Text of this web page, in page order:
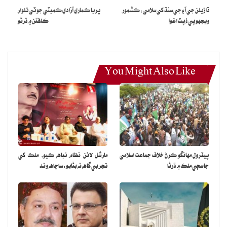
اظهار ن ليگ جو ترجمان آهي، امن امان تي ڳالهه ٻولهه صرف سياسي آهي.
جي ڪارروائي، 2 مغوي آزاد
ڪراچي (رپورٽر ) اي وي سي سي پوليس ۽ سي پي ايل سي پوليس ڳجهي
اطلاع تي ڳجهي اطلاع تي ڳجهي اطلاع تي ڪارروائي ڪندي 4 ڄڻن
سميت 5 اغواڪارن کي گرفتار ڪري ورتو، سندن قبضي مان 2 يرغمالين
کي باحفاظت بازياب ڪرايو ويو. آچر جي صبح اينٽي وائلنٽ ڪرائم سيل
پوليس ۽ سٽيزن پوليس رابطا ڪميٽي ڳجهي اطلاع تي ڪارروائي ڪندي
4 زخمين سميت 5 اغوا ڪارن کي گرفتار ڪري ورتو، جڏهن ته 2 مغوين کي
ظفر صديق ڇانگا موجب گرفتار ٿيل ڏوهارين سرگوڌا پنجاب جي حد بهادر
آباد مان 2 شهرين کي اٽلي موڪلڻ جي خاطري تي اغوا ڪيو هو، اغوا
ڪندڙن يرغمالين جي آزاديءَ لاءِ 2 ڪروڙ رپيا ڀنگ طلب ڪيو هو، هن چيو
ڌاڙيلن جي آءِ جي سنڌ کي سلامي: ڪشمور
ويجهو پيءُ پٽ اغوا
پريا ڪماري آزادي ڪميٽي جو ٽي تلوار
ڪلفٽن ۾ ڌرڻو
You Might Also Like
پيٽرول مهانگو ڪرڻ خلاف جماعت اسلامي
جا سڄي ملڪ ۾ ڌرڻا
مارشل لائن نظام تباهه ڪيو، ملڪ کي
تجربي گاهه نه بڻايو: ساڃاهه وند